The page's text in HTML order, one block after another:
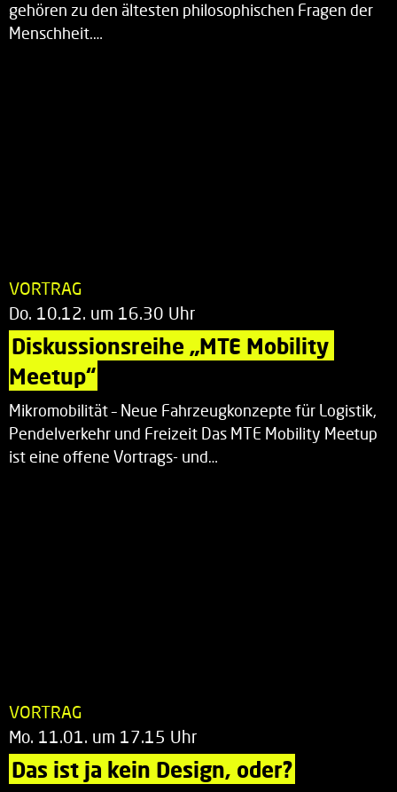
gehören zu den ältesten philosophischen Fragen der
Menschheit.…
VORTRAG
Do. 10.12. um 16.30 Uhr
Diskussionsreihe „MTE Mobility
Meetup“
Mikromobilität – Neue Fahrzeugkonzepte für Logistik,
Pendelverkehr und Freizeit Das MTE Mobility Meetup
ist eine offene Vortrags- und…
VORTRAG
Mo. 11.01. um 17.15 Uhr
Das ist ja kein Design, oder?